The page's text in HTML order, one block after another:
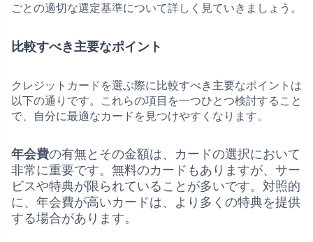
ごとの適切な選定基準について詳しく見ていきましょう。
比較すべき主要なポイント
クレジットカードを選ぶ際に比較すべき主要なポイントは
以下の通りです。これらの項目を一つひとつ検討すること
で、自分に最適なカードを見つけやすくなります。
年会費の有無とその金額は、カードの選択において
非常に重要です。無料のカードもありますが、サー
ビスや特典が限られていることが多いです。対照的
に、年会費が高いカードは、より多くの特典を提供
する場合があります。